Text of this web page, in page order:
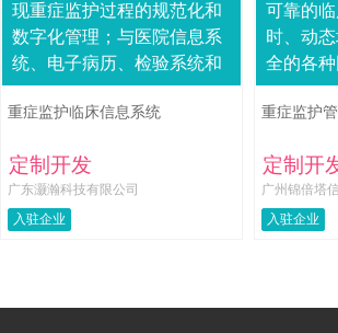
现重症监护过程的规范化和
数字化管理；与医院信息系
统、电子病历、检验系统和
影像系统“无缝”集成后，进
一步实现医疗信息和重症监
重症监护临床信息系统
定制开发
广东灏瀚科技有限公司
入驻企业
可靠的
时、动
全的各
症患者
降低院内
重症监护
定制开
广州锦倍塔
入驻企业